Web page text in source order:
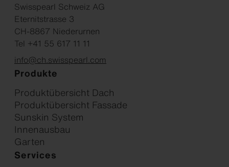
Swisspearl Schweiz AG
Eternitstrasse 3
CH-8867 Niederurnen
Tel +41 55 617 11 11
info@ch.swisspearl.com
Produkte
Produktübersicht Dach
Produktübersicht Fassade
Sunskin System
Innenausbau
Garten
Services